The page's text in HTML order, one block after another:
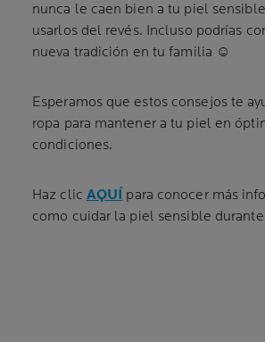
nunca le caen bien a tu piel
usarlos del revés. Incluso podrías
nueva tradición en tu familia ☺
Esperamos que estos consejos te
ropa para mantener a tu piel en
condiciones.
Haz clic AQUÍ para conocer más
como cuidar la piel sensible